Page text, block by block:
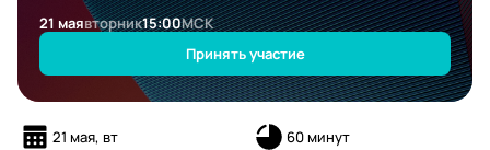
21 маявторник15:00МСК
Принять участие
21 мая, вт 60 минут